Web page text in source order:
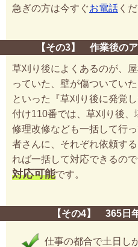
急ぎの方は今すぐお電話 く
【その3】 作業後の
草刈り後によくあるのが、
っていた、壁が傷ついてい
といった『草刈り後に発覚
付け110番では、草刈り後
修理改修なども一括して行
者さんに、それぞれ依頼す
れば一括して対応できるので
対応可能です。
【その4】 365日
仕事の都合で土日し